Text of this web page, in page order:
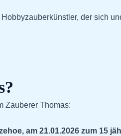
der sich
Zauberer Thomas:
am 21.01.2026 zum 15